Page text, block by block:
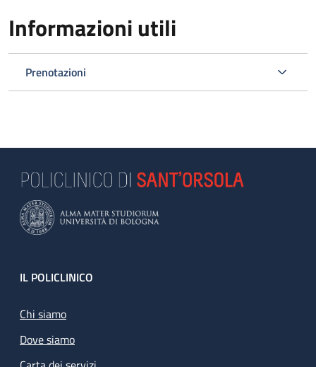
Informazioni utili
Prenotazioni
Footer
IL POLICLINICO
Chi siamo
Dove siamo